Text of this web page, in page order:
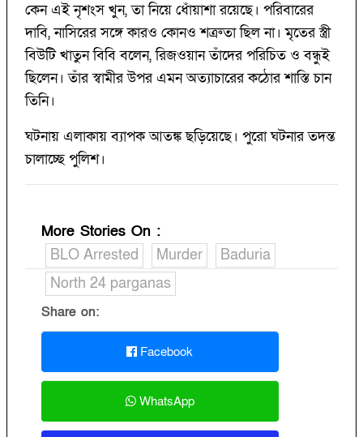
কেন এই নৃশংস খুন, তা নিয়ে ধোঁয়াশা রয়েছে। পরিবারের
দাবি, নাসিরের সঙ্গে কারও কোনও শত্রুতা ছিল না। মৃতের স্ত্রী
বিউটি খাতুন বিবি বলেন, রিজওয়ান তাঁদের পরিচিত ও বন্ধুই
ছিলেন। তাঁর স্বামীর উপর এমন অত্যাচারের কঠোর শাস্তি চান
তিনি।
ঘটনায় এলাকায় ব্যাপক আতঙ্ক ছড়িয়েছে। পুরো ঘটনার তদন্ত
চালাচ্ছে পুলিশ।
More Stories On :
BLO Arrested
Murder
Baduria
North 24 parganas
Share on:
Facebook
WhatsApp